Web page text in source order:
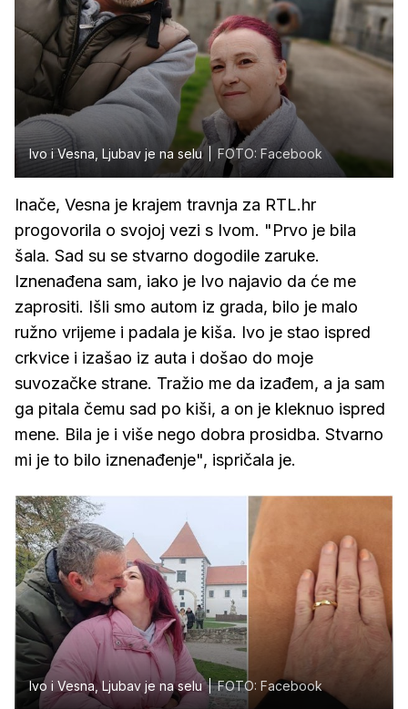
Ivo i Vesna, Ljubav je na selu FOTO: Facebook
Inače, Vesna je krajem travnja za RTL.hr
progovorila o svojoj vezi s Ivom. "Prvo je bila
šala. Sad su se stvarno dogodile zaruke.
Iznenađena sam, iako je Ivo najavio da će me
zaprositi. Išli smo autom iz grada, bilo je malo
ružno vrijeme i padala je kiša. Ivo je stao ispred
crkvice i izašao iz auta i došao do moje
suvozačke strane. Tražio me da izađem, a ja sam
ga pitala čemu sad po kiši, a on je kleknuo ispred
mene. Bila je i više nego dobra prosidba. Stvarno
mi je to bilo iznenađenje", ispričala je.
Ivo i Vesna, Ljubav je na selu FOTO: Facebook